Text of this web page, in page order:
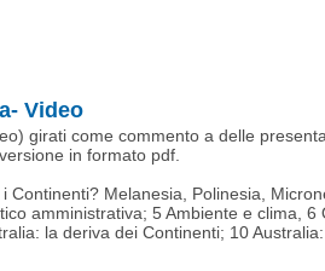
Video
girati come commento a delle
in formato pdf.
Continenti? Melanesia, Polinesia,
amministrativa; 5 Ambiente e clima,
la deriva dei Continenti; 10